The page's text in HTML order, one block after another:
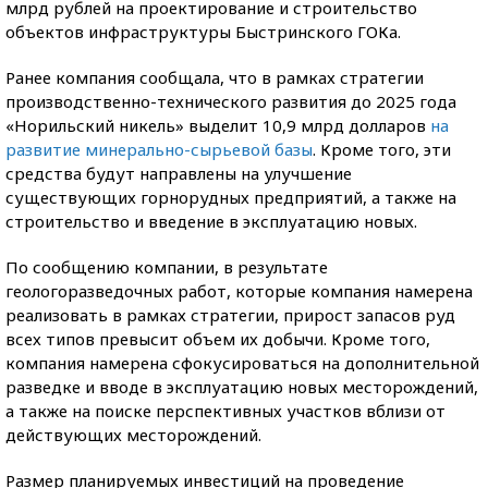
млрд рублей на проектирование и строительство
объектов инфраструктуры Быстринского ГОКа.
Ранее компания сообщала, что в рамках стратегии
производственно-технического развития до 2025 года
«Норильский никель» выделит 10,9 млрд долларов на
развитие минерально-сырьевой базы. Кроме того, эти
средства будут направлены на улучшение
существующих горнорудных предприятий, а также на
строительство и введение в эксплуатацию новых.
По сообщению компании, в результате
геологоразведочных работ, которые компания намерена
реализовать в рамках стратегии, прирост запасов руд
всех типов превысит объем их добычи. Кроме того,
компания намерена сфокусироваться на дополнительной
разведке и вводе в эксплуатацию новых месторождений,
а также на поиске перспективных участков вблизи от
действующих месторождений.
Размер планируемых инвестиций на проведение